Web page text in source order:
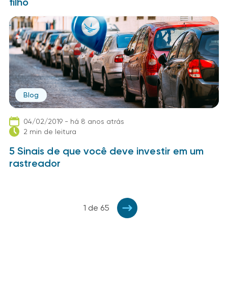
Blog
04/02/2019 - há 8 anos atrás
2 min de leitura
5 Sinais de que você deve investir em um
rastreador
1 de 65